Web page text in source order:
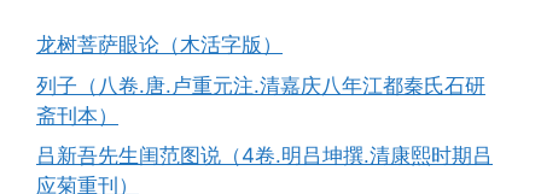
龙树菩萨眼论（木活字版）
列子（八卷.唐.卢重元注.清嘉庆八年江都秦氏石研
斋刊本）
吕新吾先生闺范图说（4卷.明吕坤撰.清康熙时期吕
应菊重刊）